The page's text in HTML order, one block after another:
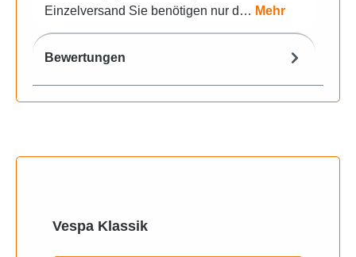
Einzelversand Sie benötigen nur d… Mehr
Bewertungen
Produktgalerie überspringen
Vespa Klassik